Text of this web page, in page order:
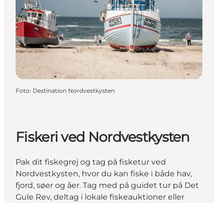
Foto: Destination Nordvestkysten
Fiskeri ved Nordvestkysten
Pak dit fiskegrej og tag på fisketur ved
Nordvestkysten, hvor du kan fiske i både hav,
fjord, søer og åer. Tag med på guidet tur på Det
Gule Rev, deltag i lokale fiskeauktioner eller